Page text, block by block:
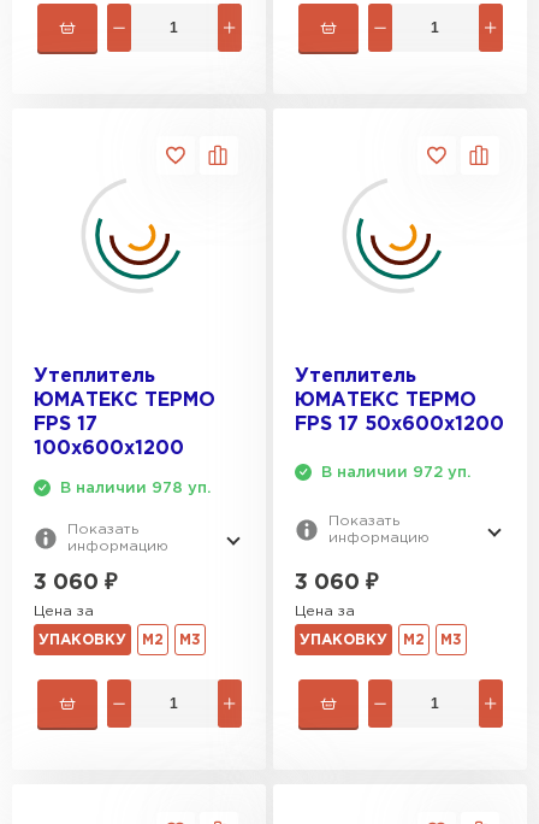
Утеплитель
ЮМАТЕКС ТЕРМО
FPS 17
100х600х1200
В наличии 978 уп.
Показать
информацию
3 060 ₽
Цена за
УПАКОВКУ М2 М3
Утеплитель
ЮМАТЕКС ТЕРМО
FPS 17 50х600х1200
В наличии 972 уп.
Показать
информацию
3 060 ₽
Цена за
УПАКОВКУ М2 М3